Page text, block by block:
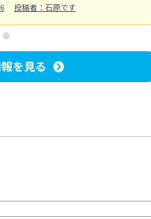
投稿者：石原です
を見る